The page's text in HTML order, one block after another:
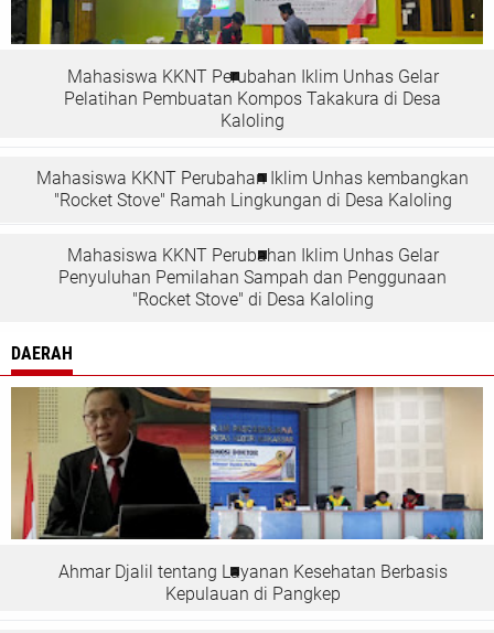
Mahasiswa KKNT Perubahan Iklim Unhas Gelar
Pelatihan Pembuatan Kompos Takakura di Desa
Kaloling
Mahasiswa KKNT Perubahan Iklim Unhas kembangkan
"Rocket Stove" Ramah Lingkungan di Desa Kaloling
Mahasiswa KKNT Perubahan Iklim Unhas Gelar
Penyuluhan Pemilahan Sampah dan Penggunaan
"Rocket Stove" di Desa Kaloling
DAERAH
Ahmar Djalil tentang Layanan Kesehatan Berbasis
Kepulauan di Pangkep